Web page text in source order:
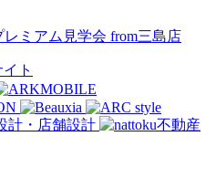
ミアム見学会 from三島店